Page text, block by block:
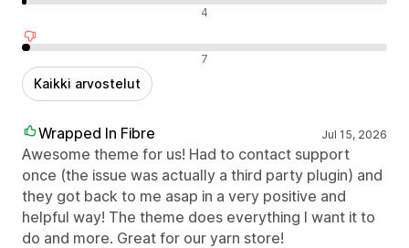
Neutraalit arvostelut 4
Negatiiviset arvostelut 7
Kaikki arvostelut
Wrapped In Fibre Jul 15, 2026
Awesome theme for us! Had to contact support
once (the issue was actually a third party plugin) and
they got back to me asap in a very positive and
helpful way! The theme does everything I want it to
do and more. Great for our yarn store!